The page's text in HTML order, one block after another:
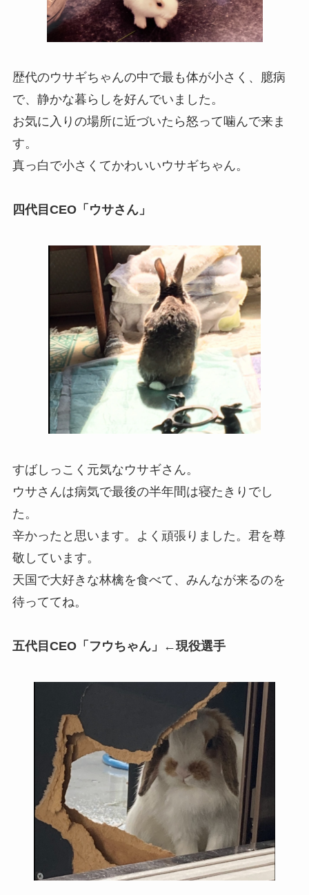
歴代のウサギちゃんの中で最も体が小さく、臆病
で、静かな暮らしを好んでいました。
お気に入りの場所に近づいたら怒って噛んで来ま
す。
真っ白で小さくてかわいいウサギちゃん。
四代目 CEO「ウサさん」
すばしっこく元気なウサギさん。
ウサさんは病気で最後の半年間は寝たきりでし
た。
辛かったと思います。よく頑張りました。君を尊
敬しています。
天国で大好きな林檎を食べて、みんなが来るのを
待っててね。
五代目 CEO「フウちゃん」←現役選手